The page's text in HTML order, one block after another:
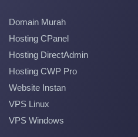
Domain Murah
Hosting CPanel
Hosting DirectAdmin
Hosting CWP Pro
Website Instan
VPS Linux
VPS Windows